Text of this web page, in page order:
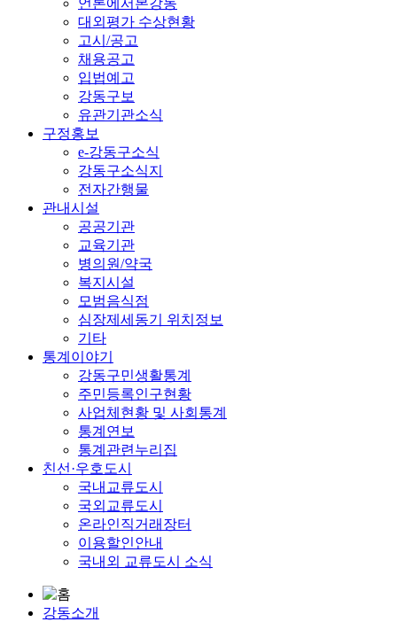
대외평가 수상현황
고시/공고
채용공고
입법예고
강동구보
유관기관소식
구정홍보
e-강동구소식
강동구소식지
전자간행물
관내시설
공공기관
교육기관
병의원/약국
복지시설
모범음식점
심장제세동기 위치정보
기타
통계이야기
강동구민생활통계
주민등록인구현황
사업체현황 및 사회통계
통계연보
통계관련누리집
친선·우호도시
국내교류도시
국외교류도시
온라인직거래장터
이용할인안내
국내외 교류도시 소식
강동소개